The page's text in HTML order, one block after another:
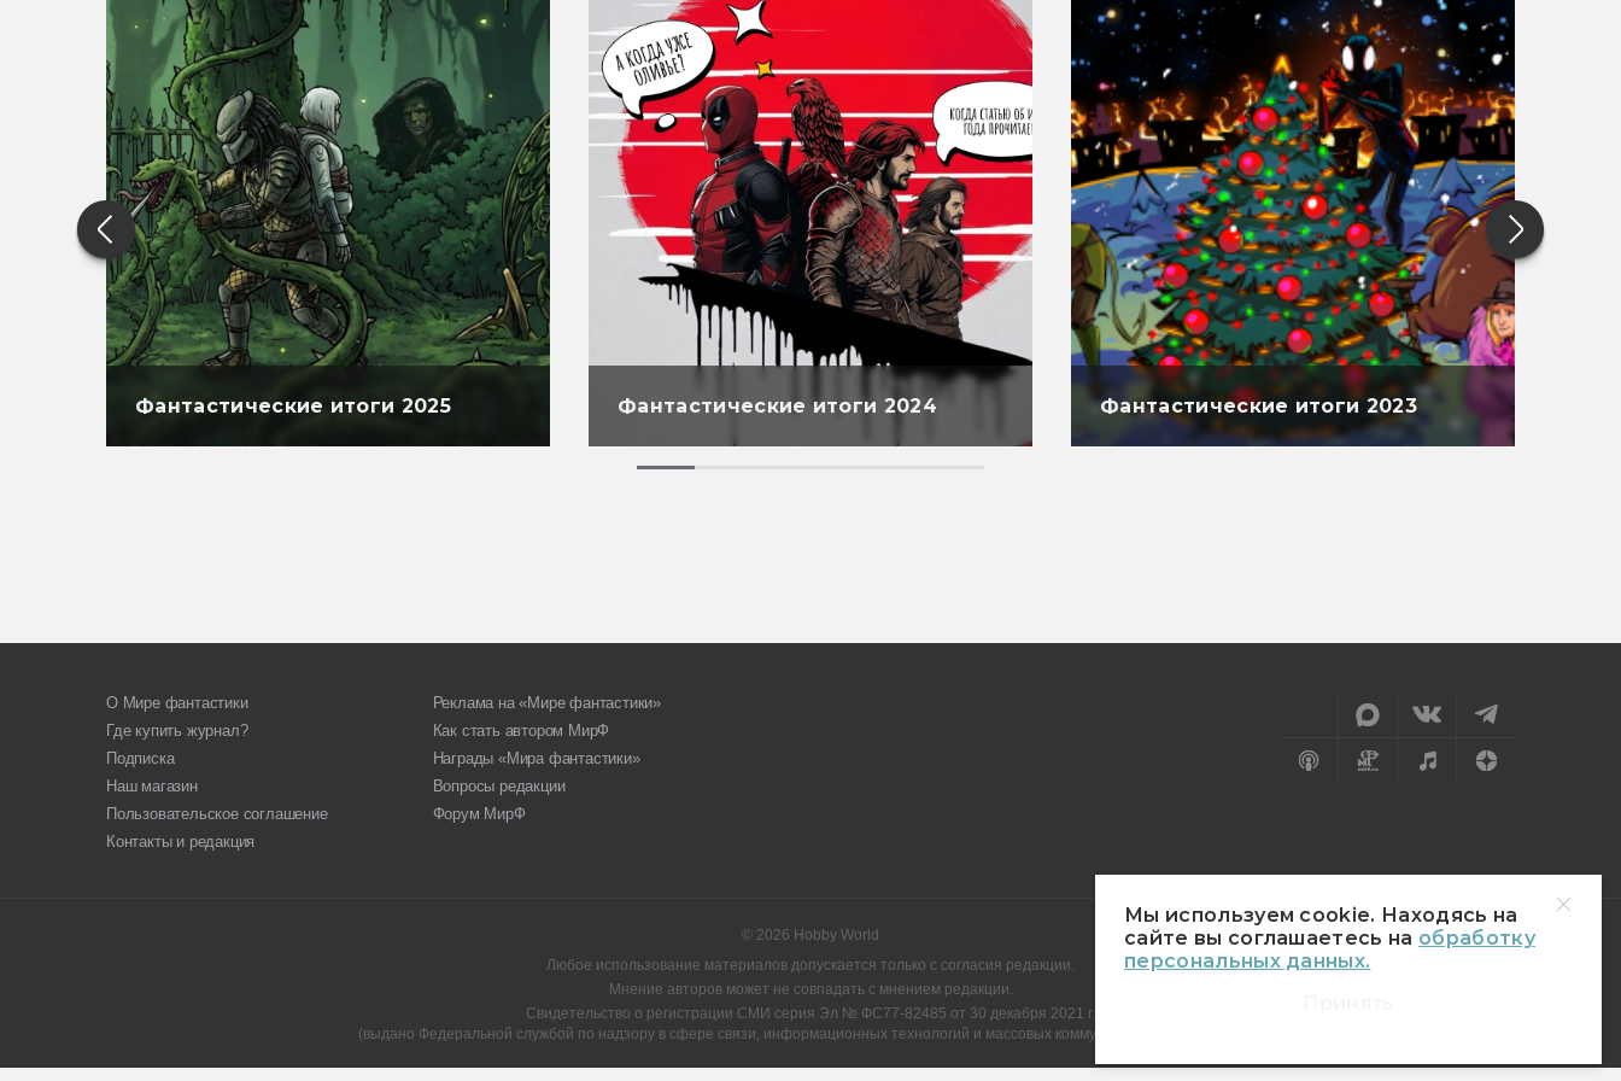
Мы используем cookie. Находясь на
сайте вы соглашаетесь на обработку
персональных данных.
Фантастические итоги 2025 Фантастические итоги 2024 Фантастические итоги 2023
О Мире фантастики
Где купить журнал?
Подписка
Наш магазин
Пользовательское соглашение
Контакты и редакция
Реклама на «Мире фантастики»
Как стать автором МирФ
Награды «Мира фантастики»
Вопросы редакции
Форум МирФ
© 2026 Hobby World
Любое использование материалов допускается только с согласия редакции.
Мнение авторов может не совпадать с мнением редакции.
Свидетельство о регистрации СМИ серия Эл № ФС77-82485 от 30 декабря 2021 г.
(выдано Федеральной службой по надзору в сфере связи, информационных технологий и массовых коммуникаций (Роскомнадзор)